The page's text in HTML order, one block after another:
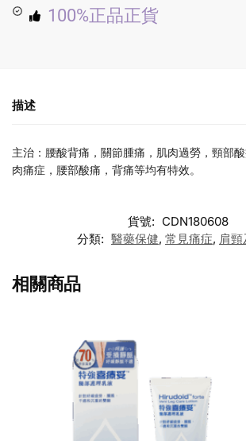
100%正品正貨
描述
主治：腰酸背痛，關節腫痛，肌肉過勞，頸部
肉痛症，腰部酸痛，背痛等均有特效。
貨號: CDN180608
分類: 醫藥保健, 常見痛症, 肩頸
相關商品